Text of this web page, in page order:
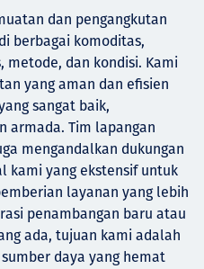
dan pengangkutan
berbagai komoditas,
metode, dan kondisi. Kami
yang aman dan efisien
sangat baik,
armada. Tim lapangan
mengandalkan dukungan
kami yang ekstensif untuk
layanan yang lebih
penambangan baru atau
ada, tujuan kami adalah
daya yang hemat